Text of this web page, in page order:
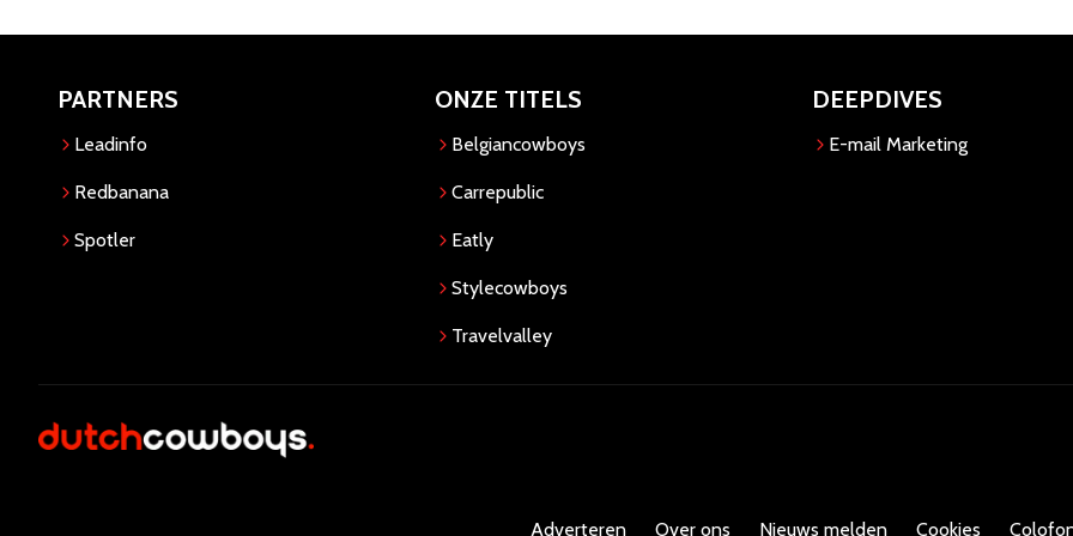
PARTNERS
Leadinfo
Redbanana
Spotler
ONZE TITELS
Belgiancowboys
Carrepublic
Eatly
Stylecowboys
Travelvalley
DEEPDIVES
E-mail Marketing
Adverteren Over ons Nieuws melden Cookies